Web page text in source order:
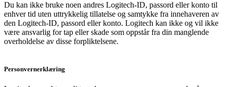
Du kan ikke bruke noen andres Logitech-ID, passord eller konto til
enhver tid uten uttrykkelig tillatelse og samtykke fra innehaveren av
den Logitech-ID, passord eller konto. Logitech kan ikke og vil ikke
være ansvarlig for tap eller skade som oppstår fra din manglende
overholdelse av disse forpliktelsene.
Personvernerklæring